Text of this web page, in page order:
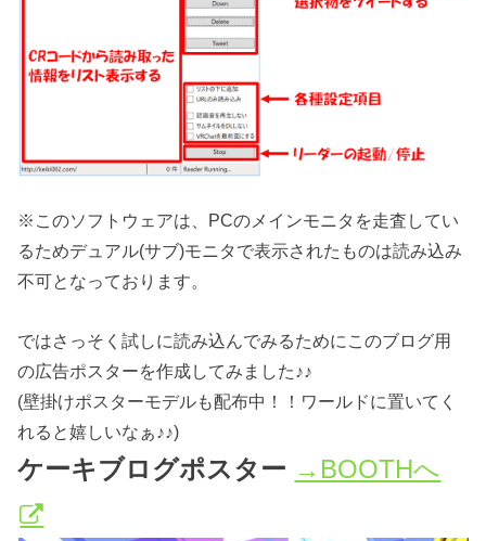
※このソフトウェアは、PCのメインモニタを走査してい
るためデュアル(サブ)モニタで表示されたものは読み込み
不可となっております。
ではさっそく試しに読み込んでみるためにこのブログ用
の広告ポスターを作成してみました♪♪
(壁掛けポスターモデルも配布中！！ワールドに置いてく
れると嬉しいなぁ♪♪)
ケーキブログポスター →BOOTHへ